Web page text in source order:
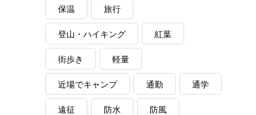
保温 旅行
登山・ハイキング 紅葉
街歩き 軽量
近場でキャンプ 通勤 通学
遠征 防水 防風